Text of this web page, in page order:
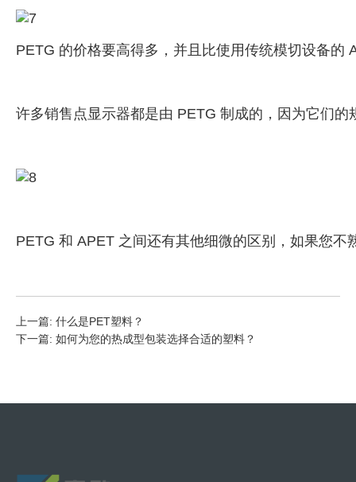
PETG 的价格要高得多，并且比使用传统模切设备的
许多销售点显示器都是由 PETG 制成的，因为它们
PETG 和 APET 之间还有其他细微的区别，如果您
上一篇: 什么是PET塑料？
下一篇: 如何为您的热成型包装选择合适的塑料？